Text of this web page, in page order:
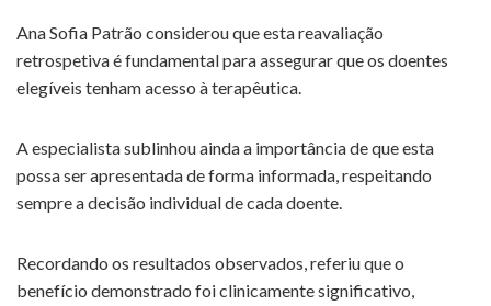
Ana Sofia Patrão considerou que esta reavaliação
retrospetiva é fundamental para assegurar que os doentes
elegíveis tenham acesso à terapêutica.
A especialista sublinhou ainda a importância de que esta
possa ser apresentada de forma informada, respeitando
sempre a decisão individual de cada doente.
Recordando os resultados observados, referiu que o
benefício demonstrado foi clinicamente significativo,